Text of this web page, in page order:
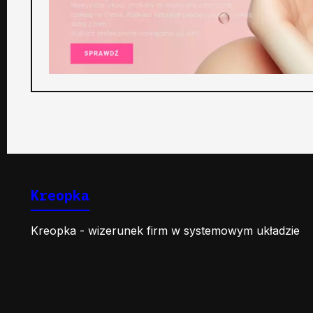
Kreopka
Kreopka - wizerunek firm w systemowym układzie